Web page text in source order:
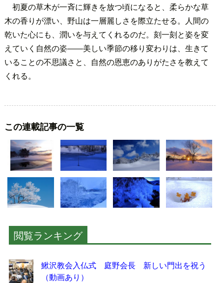
初夏の草木が一斉に輝きを放つ頃になると、柔らかな草
木の香りが漂い、野山は一層麗しさを際立たせる。人間の
乾いた心にも、潤いを与えてくれるのだ。刻一刻と姿を変
えていく自然の姿――美しい季節の移り変わりは、生きて
いることの不思議さと、自然の恩恵のありがたさを教えて
くれる。
この連載記事の一覧
閲覧ランキング
鰍沢教会入仏式 庭野会長 新しい門出を祝う
（動画あり）